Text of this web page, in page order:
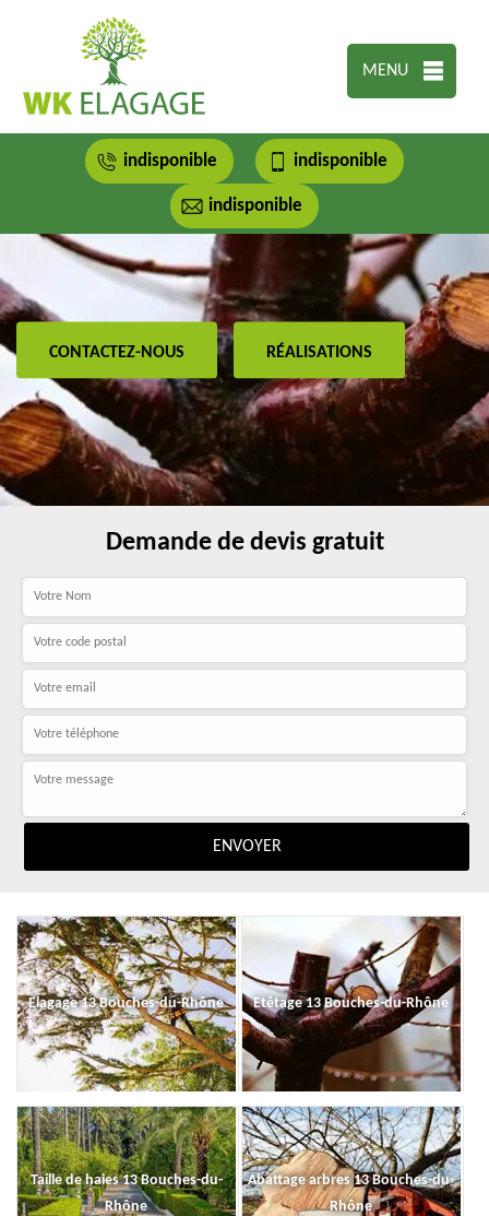
MENU
indisponible indisponible
indisponible
CONTACTEZ-NOUS RÉALISATIONS
Demande de devis gratuit
Elagage 13 Bouches-du-Rhône Etêtage 13 Bouches-du-Rhône
Taille de haies 13 Bouches-du-
Rhône
Abattage arbres 13 Bouches-du-
Rhône